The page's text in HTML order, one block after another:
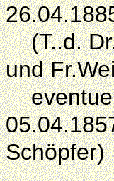
(T..d.
und
eventuell
Schöpfer)